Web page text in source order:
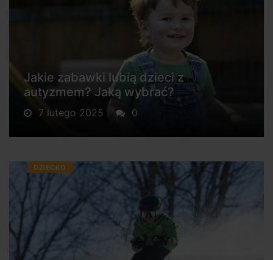
Jakie zabawki lubią dzieci z
autyzmem? Jaką wybrać?
7 lutego 2025 0
DZIECKO